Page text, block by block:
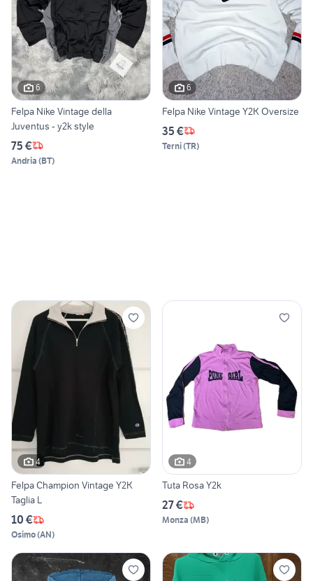
6
Felpa Nike Vintage della
Juventus - y2k style
75 €
Andria (BT)
6
Felpa Nike Vintage Y2K Oversize
35 €
Terni(TR)
4
Felpa Champion Vintage Y2K
Taglia L
10 €
Osimo(AN)
4
Tuta Rosa Y2k
27 €
Monza (MB)